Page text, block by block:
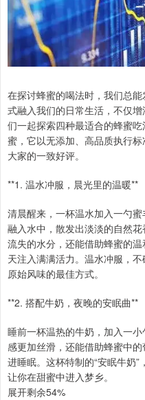
在探讨蜂蜜的喝法时，我们总
式融入我们的日常生活，不仅
们一起探索四种最适合的蜂蜜
蜜，它以无添加、高品质执行
大家的一致好评。
**1. 温水冲服，晨光里的温暖**
清晨醒来，一杯温水加入一勺
融入水中，散发出淡淡的自然
流失的水分，还能借助蜂蜜的
天注入满满活力。温水冲服，
原始风味的最佳方式。
**2. 搭配牛奶，夜晚的安眠曲**
睡前一杯温热的牛奶，加入一
感更加丝滑，还能借助蜂蜜中
进睡眠。这杯特制的“安眠牛奶”
让你在甜蜜中进入梦乡。
展开剩余54%